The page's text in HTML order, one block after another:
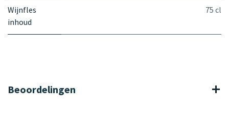
Wijnfles
inhoud
75 cl
Beoordelingen